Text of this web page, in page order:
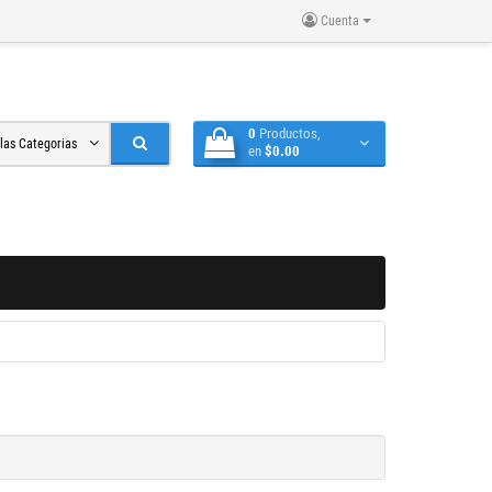
Cuenta
0 Productos,
en $0.00
Categorias